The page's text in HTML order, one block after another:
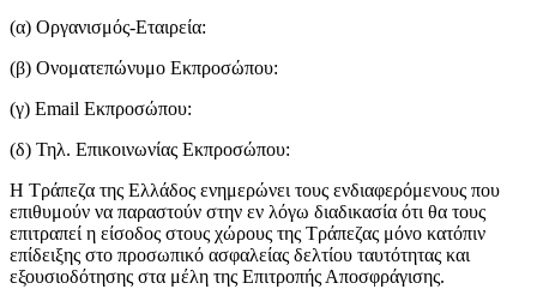
(α) Οργανισμός-Εταιρεία:
(β) Ονοματεπώνυμο Εκπροσώπου:
(γ) Email Εκπροσώπου:
(δ) Τηλ. Επικοινωνίας Εκπροσώπου:
Η Τράπεζα της Ελλάδος ενημερώνει τους ενδιαφερόμενους που
επιθυμούν να παραστούν στην εν λόγω διαδικασία ότι θα τους
επιτραπεί η είσοδος στους χώρους της Τράπεζας μόνο κατόπιν
επίδειξης στο προσωπικό ασφαλείας δελτίου ταυτότητας και
εξουσιοδότησης στα μέλη της Επιτροπής Αποσφράγισης.